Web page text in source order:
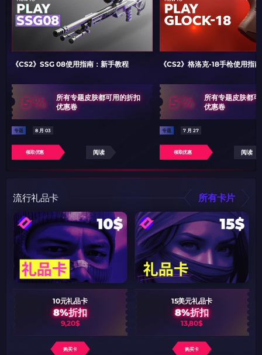
《CS2》SSG 08使用指南：新手教程
5%
所有专题皮肤都可用的折扣
优惠卷
专题 8 月 03
领取优惠 阅读
《CS2》格洛克-18手枪使用指
5%
所有专题皮肤都
优惠卷
专题 7 月 27
领取优惠 阅读
流行礼品卡 所有卡片
10元礼品卡
8%折扣
9,20$
购买卡
15美元礼品卡
8%折扣
13,80$
购买卡